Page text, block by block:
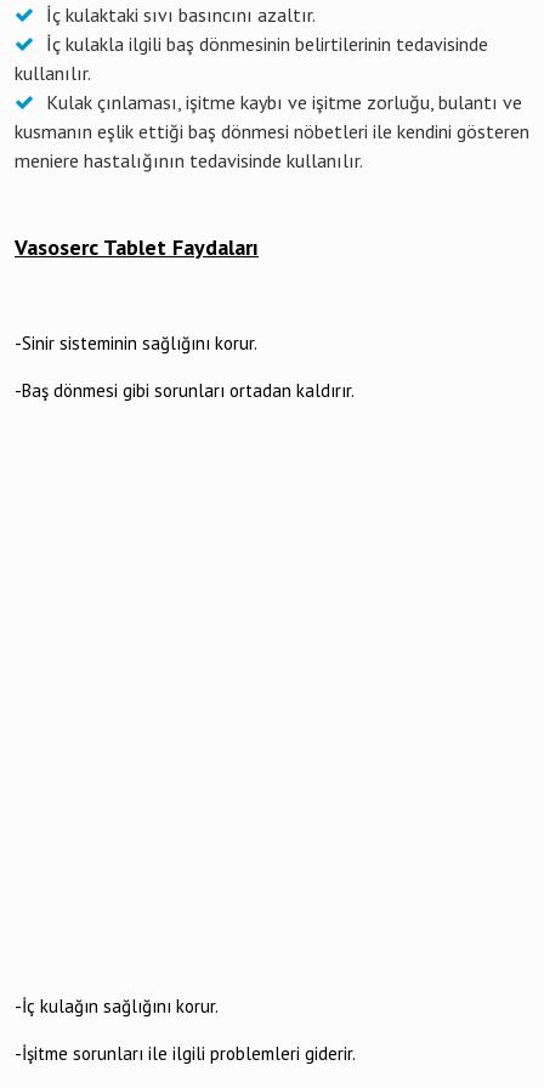
İç kulaktaki sıvı basıncını azaltır.
İç kulakla ilgili baş dönmesinin belirtilerinin tedavisinde
kullanılır.
Kulak çınlaması, işitme kaybı ve işitme zorluğu, bulantı ve
kusmanın eşlik ettiği baş dönmesi nöbetleri ile kendini gösteren
meniere hastalığının tedavisinde kullanılır.
Vasoserc Tablet Faydaları
-Sinir sisteminin sağlığını korur.
-Baş dönmesi gibi sorunları ortadan kaldırır.
-İç kulağın sağlığını korur.
-İşitme sorunları ile ilgili problemleri giderir.